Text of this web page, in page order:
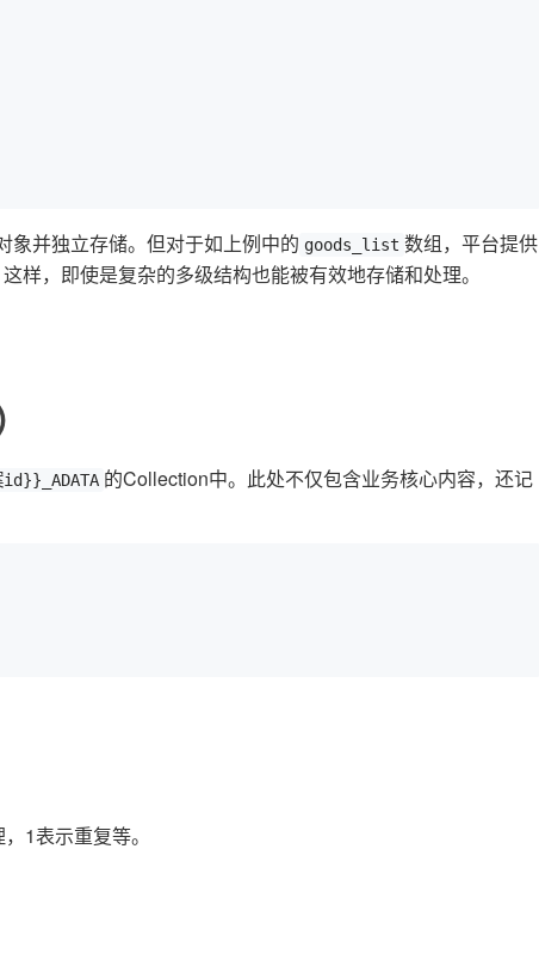
象并独立存储。但对于如上例中的 goods_list 数组，平台提供
样，即使是复杂的多级结构也能被有效地存储和处理。
的Collection中。此处不仅包含业务核心内容，还记
1表示重复等。